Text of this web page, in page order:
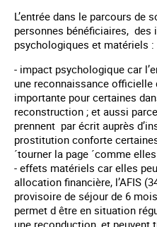
L’entrée dans le parcours de
personnes bénéficiaires, des
psychologiques et matériels :
- impact psychologique car
une reconnaissance
importante pour certaines
reconstruction ; et aussi
prennent par écrit auprès
prostitution conforte
´tourner la page ´comme
- effets matériels car elles
allocation financière, l’AFIS
provisoire de séjour de 6
permet d être en situation